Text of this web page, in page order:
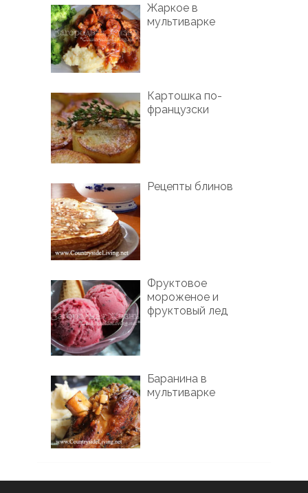
Жаркое в
мультиварке
Картошка по-
французски
Рецепты блинов
Фруктовое
мороженое и
фруктовый лед
Баранина в
мультиварке